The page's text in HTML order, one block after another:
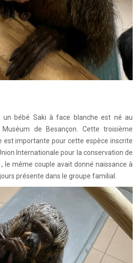
un bébé Saki à face blanche est né au
de Besançon. Cette troisième
est importante pour cette espèce inscrite
Internationale pour la conservation de
le même couple avait donné naissance à
présente dans le groupe familial.